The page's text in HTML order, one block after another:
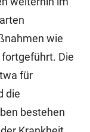
wie
Die
für
die
bestehen